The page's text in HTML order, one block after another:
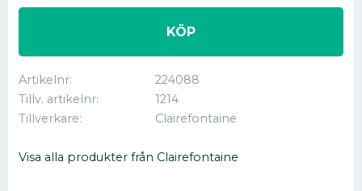
KÖP
Artikelnr
224088
Tillv. artikelnr
1214
Tillverkare
Clairefontaine
Visa alla produkter från Clairefontaine